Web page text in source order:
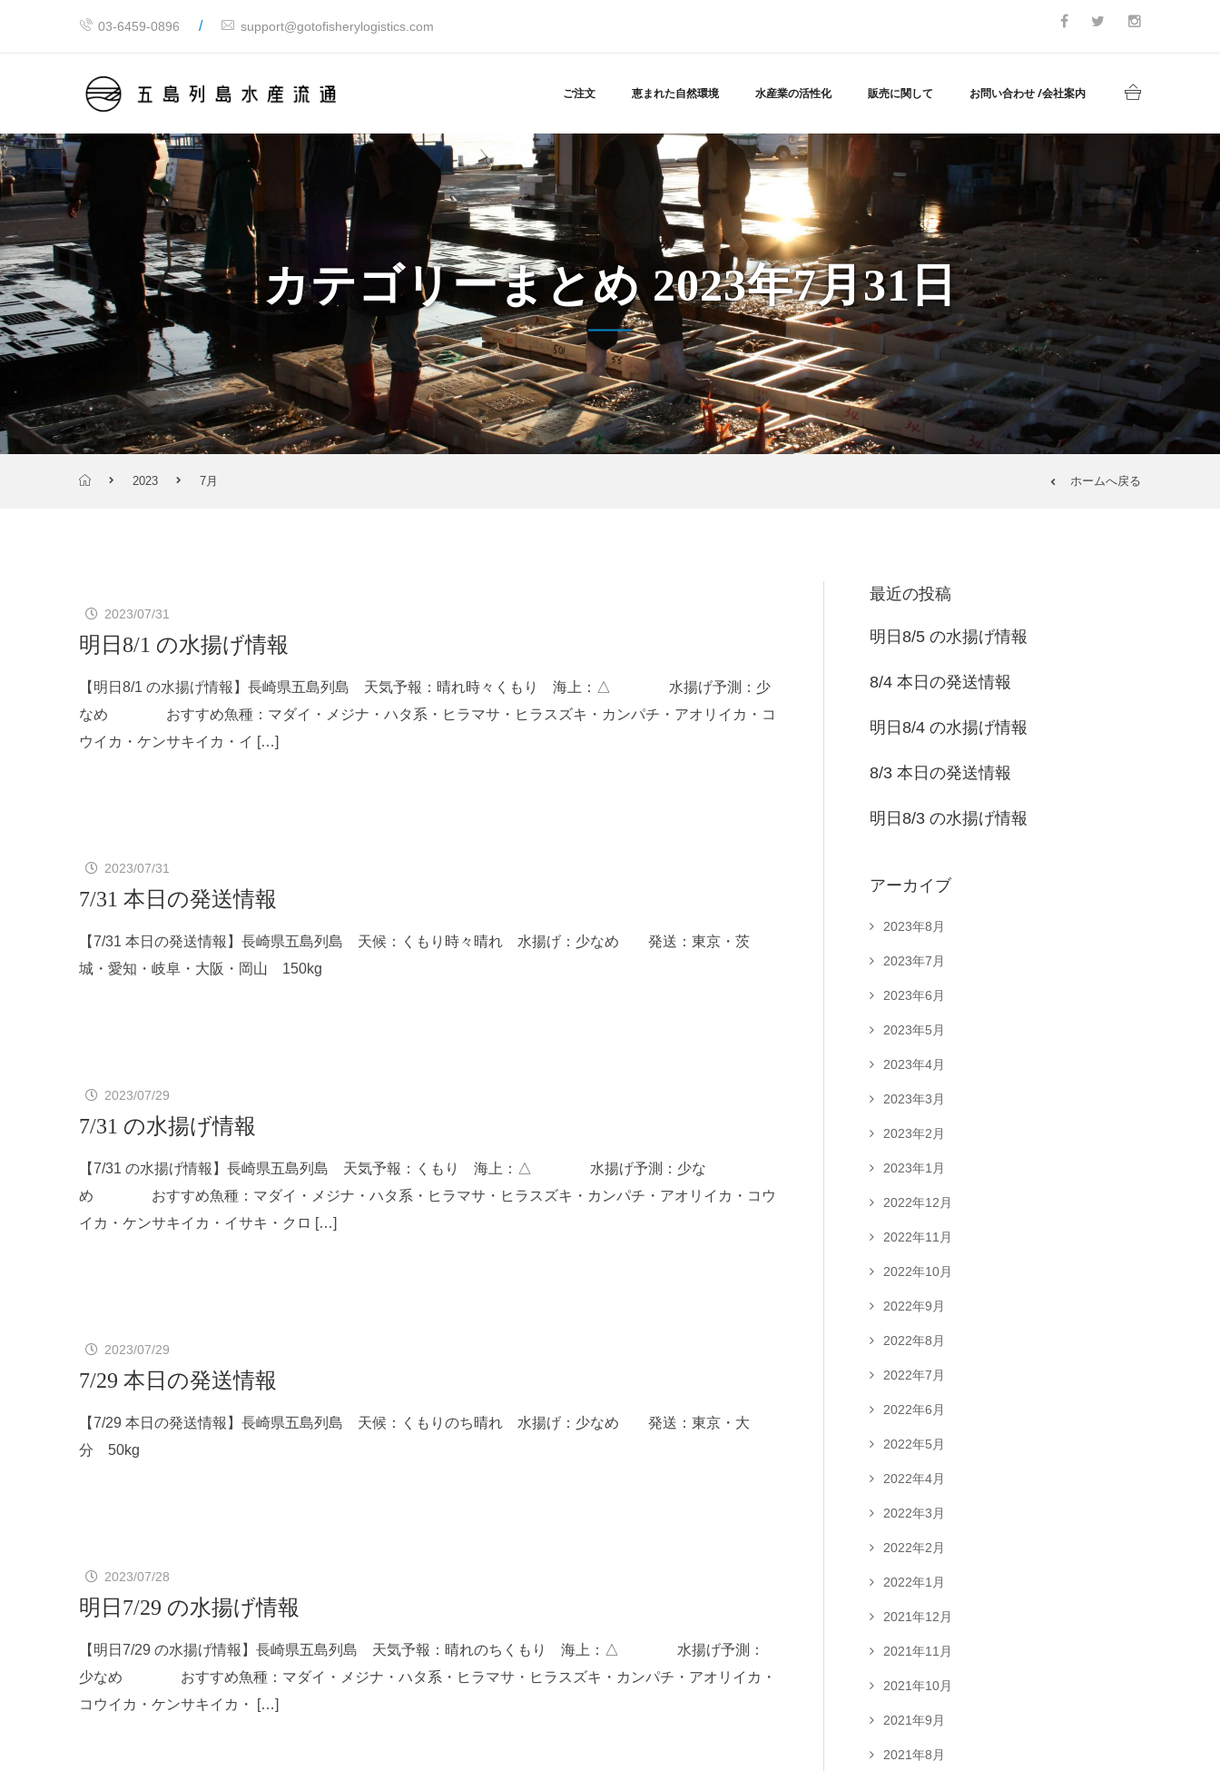
03-6459-0896 / support@gotofisherylogistics.com
ご注文 恵まれた自然環境 水産業の活性化 販売に関して お問い合わせ /会社案内
カテゴリーまとめ 2023年7月31日
2023 7月 ホームへ戻る
2023/07/31
明日8/1 の水揚げ情報
【明日8/1 の水揚げ情報】長崎県五島列島 天気予報：晴れ時々くもり 海上：△ 水揚げ予測：少
なめ おすすめ魚種：マダイ・メジナ・ハタ系・ヒラマサ・ヒラスズキ・カンパチ・アオリイカ・コ
ウイカ・ケンサキイカ・イ […]
2023/07/31
7/31 本日の発送情報
【7/31 本日の発送情報】長崎県五島列島 天候：くもり時々晴れ 水揚げ：少なめ 発送：東京・茨
城・愛知・岐阜・大阪・岡山 150kg
2023/07/29
7/31 の水揚げ情報
【7/31 の水揚げ情報】長崎県五島列島 天気予報：くもり 海上：△ 水揚げ予測：少な
め おすすめ魚種：マダイ・メジナ・ハタ系・ヒラマサ・ヒラスズキ・カンパチ・アオリイカ・コウ
イカ・ケンサキイカ・イサキ・クロ […]
2023/07/29
7/29 本日の発送情報
【7/29 本日の発送情報】長崎県五島列島 天候：くもりのち晴れ 水揚げ：少なめ 発送：東京・大
分 50kg
2023/07/28
明日7/29 の水揚げ情報
【明日7/29 の水揚げ情報】長崎県五島列島 天気予報：晴れのちくもり 海上：△ 水揚げ予測：
少なめ おすすめ魚種：マダイ・メジナ・ハタ系・ヒラマサ・ヒラスズキ・カンパチ・アオリイカ・
コウイカ・ケンサキイカ・ […]
最近の投稿
明日8/5 の水揚げ情報
8/4 本日の発送情報
明日8/4 の水揚げ情報
8/3 本日の発送情報
明日8/3 の水揚げ情報
アーカイブ
2023年8月
2023年7月
2023年6月
2023年5月
2023年4月
2023年3月
2023年2月
2023年1月
2022年12月
2022年11月
2022年10月
2022年9月
2022年8月
2022年7月
2022年6月
2022年5月
2022年4月
2022年3月
2022年2月
2022年1月
2021年12月
2021年11月
2021年10月
2021年9月
2021年8月